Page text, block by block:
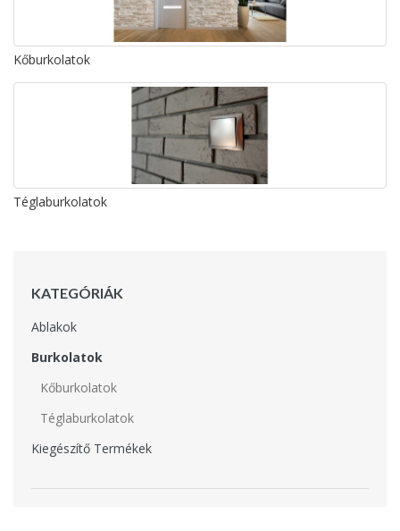
KATEGÓRIÁK
Ablakok
Burkolatok
Kőburkolatok
Téglaburkolatok
Kiegészítő Termékek
Kőburkolatok
Téglaburkolatok